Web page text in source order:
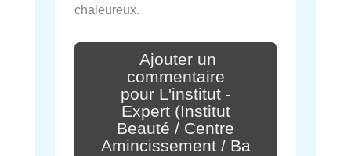
chaleureux.
Ajouter un
commentaire
pour L'institut -
Expert (Institut
Beauté / Centre
Amincissement / Ba